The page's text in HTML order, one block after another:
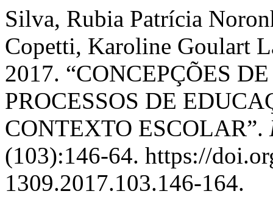
Silva, Rubia Patrícia
Copetti, Karoline Goulart
2017. “CONCEPÇÕES
PROCESSOS DE
CONTEXTO ESCOLAR”.
(103):146-64. https://
1309.2017.103.146-164.